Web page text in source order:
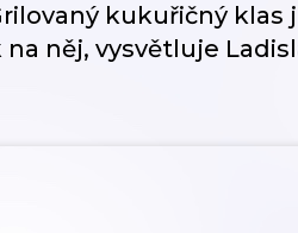
kukuřičný klas
něj, vysvětluje